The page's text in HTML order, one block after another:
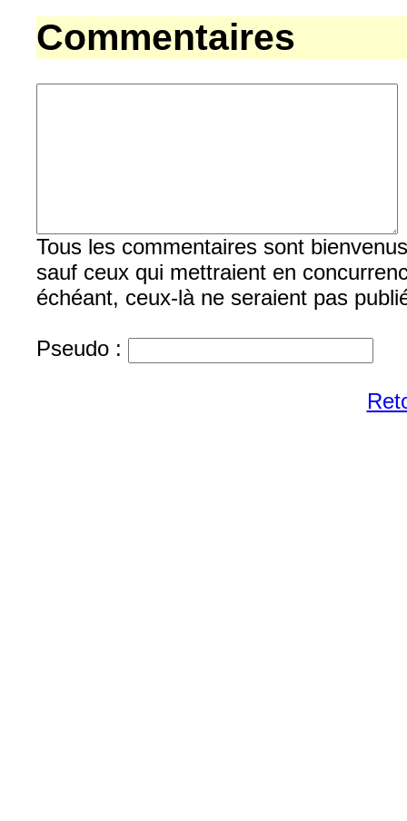
Commentaires
Tous les commentaires sont
sauf ceux qui mettraient en
échéant, ceux-là ne seraient pas
Pseudo :